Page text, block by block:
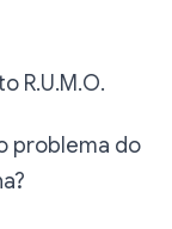
R.U.M.O.
problema do